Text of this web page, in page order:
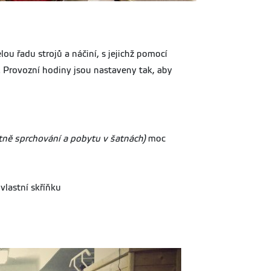
řadu strojů a náčiní, s jejichž pomocí
hodiny jsou nastaveny tak, aby
sprchování a pobytu v šatnách)moc
skříňku